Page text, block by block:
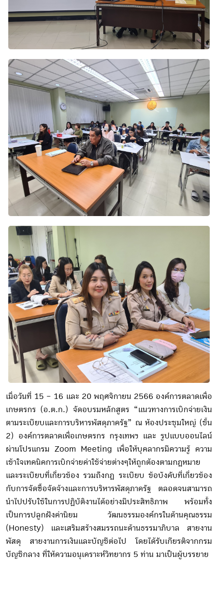
เมื่อวันที่ 15 – 16 และ 20 พฤศจิกายน 2566 องค์การตลาดเพื่อ
เกษตรกร (อ.ต.ก.) จัดอบรมหลักสูตร “แนวทางการเบิกจ่ายเงิน
ตามระเบียบและการบริหารพัสดุภาครัฐ” ณ ห้องประชุมใหญ่ (ชั้น
2) องค์การตลาดเพื่อเกษตรกร กรุงเทพฯ และ รูปแบบออนไลน์
ผ่านโปรแกรม Zoom Meeting เพื่อให้บุคลากรมีความรู้ ความ
เข้าใจเทคนิคการเบิกจ่ายค่าใช้จ่ายต่างๆให้ถูกต้องตามกฎหมาย
และระเบียบที่เกี่ยวข้อง รวมถึงกฎ ระเบียบ ข้อบังคับที่เกี่ยวข้อง
กับการจัดซื้อจัดจ้างและการบริหารพัสดุภาครัฐ ตลอดจนสามารถ
นำไปปรับใช้ในการปฏิบัติงานได้อย่างมีประสิทธิภาพ พร้อมทั้ง
เป็นการปลูกฝังค่านิยม วัฒนธรรมองค์กรในด้านคุณธรรม
(Honesty) และเสริมสร้างสมรรถนะด้านธรรมาภิบาล สายงาน
พัสดุ สายงานการเงินและบัญชีต่อไป โดยได้รับเกียรติจากกรม
บัญชีกลาง ที่ให้ความอนุเคราะห์วิทยากร 5 ท่าน มาเป็นผู้บรรยาย